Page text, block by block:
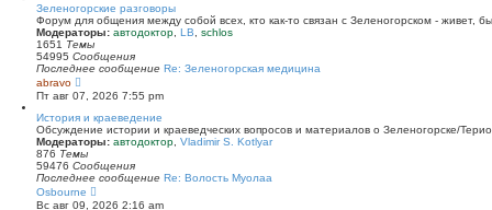
Зеленогорские разговоры
Форум для общения между собой всех, кто как-то связан с Зеленогорском - живет,
Модераторы: автодоктор LB
schlos
1651 Темы
54995 Сообщения
Последнее сообщение Re: Зеленогорская медицина
abravo
е
р
е
й
т
и
к
п
с
Пт авг 07, 2026 7:55 pm
История и краеведение
Обсуждение истории и краеведческих вопросов и материалов о Зеленогорске/
Модераторы: автодоктор Vladimir S. Kotlyar
876 Темы
59476 Сообщения
Последнее сообщение Re: Волость Муолаа
Osbourne
е
Вс авг 09, 2026 2:16 am